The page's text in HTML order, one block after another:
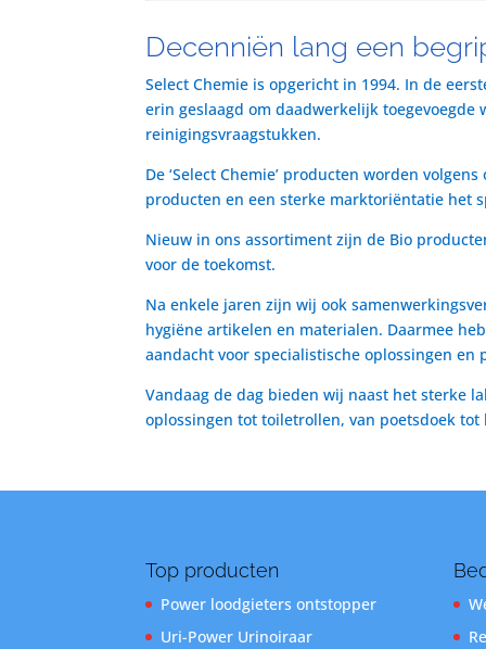
Decenniën lang een
Select Chemie is opgericht in 1994. In de
erin geslaagd om daadwerkelijk
reinigingsvraagstukken.
De ‘Select Chemie’ producten worden
producten en een sterke marktoriëntatie het
Nieuw in ons assortiment zijn de Bio
voor de toekomst.
Na enkele jaren zijn wij ook
hygiëne artikelen en materialen. Daarmee
aandacht voor specialistische oplossingen en
Vandaag de dag bieden wij naast het sterke
oplossingen tot toiletrollen, van poetsdoek
Top producten
Power loodgieters ontstopper
Uri-Power Urinoiraar